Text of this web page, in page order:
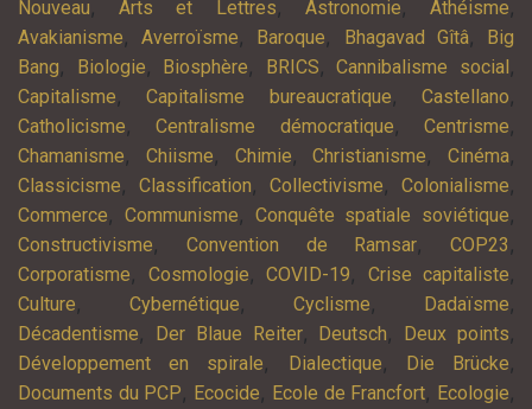
Nouveau,Arts et Lettres, Astronomie,Athéisme,
Avakianisme,Averroïsme, Baroque, Bhagavad Gîtâ,
Big
Bang, Biologie, Biosphère, BRICS,Cannibalisme social ,
Capitalisme,Capitalisme bureaucratique,Castellano,
Catholicisme,Centralisme démocratique,Centrisme,
Chamanisme, Chiisme, Chimie,Christianisme, Cinéma,
Classicisme, Classification, Collectivisme, Colonialisme,
Commerce, Communisme, Conquête spatiale soviétique,
Constructivisme, Convention de Ramsar, COP23 ,
Corporatisme, Cosmologie, COVID-19, Crise capitaliste,
Culture, Cybernétique, Cyclisme, Dadaïsme,
Décadentisme, Der Blaue Reiter, Deutsch, Deux points,
Développement en spirale, Dialectique, Die Brücke,
Documents du PCP, Ecocide, Ecole de Francfort, Ecologie,